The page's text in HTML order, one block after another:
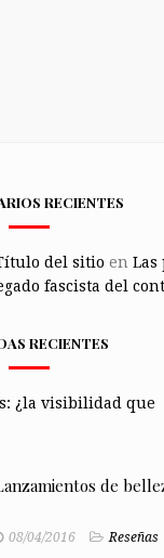
RECIENTES
del sitio en Las
fascista del
RECIENTES
¿la visibilidad que
de
08/04/2016 Reseñas